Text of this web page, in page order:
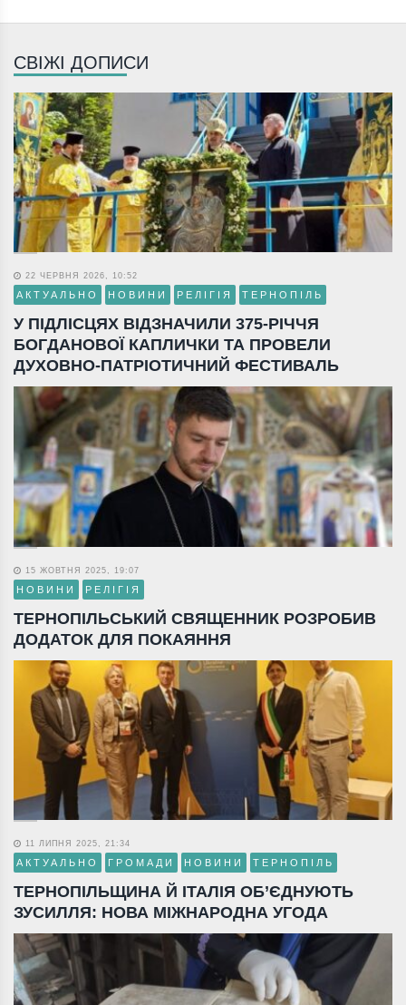
СВІЖІ ДОПИСИ
22 ЧЕРВНЯ 2026, 10:52
АКТУАЛЬНО НОВИНИ РЕЛІГІЯ ТЕРНОПІЛЬ
У ПІДЛІСЦЯХ ВІДЗНАЧИЛИ 375-РІЧЧЯ
БОГДАНОВОЇ КАПЛИЧКИ ТА ПРОВЕЛИ
ДУХОВНО-ПАТРІОТИЧНИЙ ФЕСТИВАЛЬ
15 ЖОВТНЯ 2025, 19:07
НОВИНИ РЕЛІГІЯ
ТЕРНОПІЛЬСЬКИЙ СВЯЩЕННИК РОЗРОБИВ
ДОДАТОК ДЛЯ ПОКАЯННЯ
11 ЛИПНЯ 2025, 21:34
АКТУАЛЬНО ГРОМАДИ НОВИНИ ТЕРНОПІЛЬ
ТЕРНОПІЛЬЩИНА Й ІТАЛІЯ ОБ’ЄДНУЮТЬ
ЗУСИЛЛЯ: НОВА МІЖНАРОДНА УГОДА